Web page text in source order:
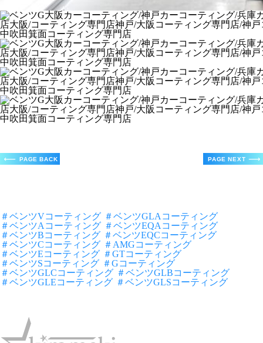
＃ベンツVコーティング ＃ベンツGLAコーティング
＃ベンツAコーティング ＃ベンツEQAコーティング
＃ベンツBコーティング ＃ベンツEQCコーティング
＃ベンツCコーティング ＃AMGコーティング
＃ベンツEコーティング ＃GTコーティング
＃ベンツSコーティング ＃Gコーティング
＃ベンツGLCコーティング ＃ベンツGLBコーティング
＃ベンツGLEコーティング ＃ベンツGLSコーティング